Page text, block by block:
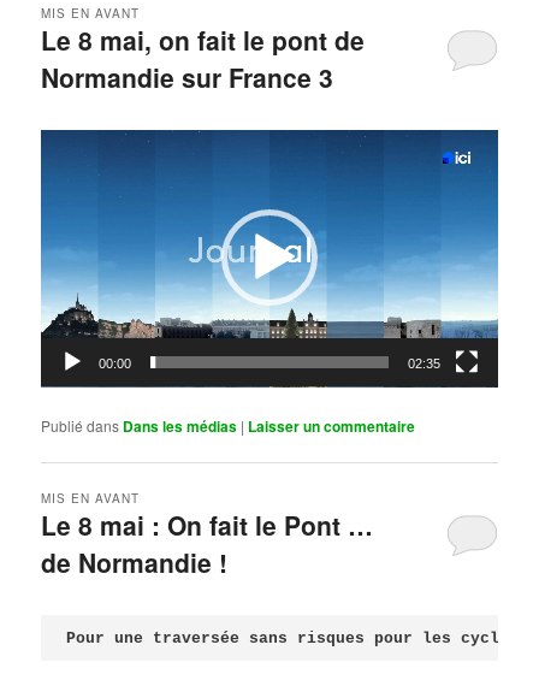
Le 8 mai, on fait le pont de
Normandie sur France 3
MIS EN AVANT
00:00 02:35
Publié dans Dans les médias | Laisser un commentaire
Le 8 mai : On fait le Pont …
de Normandie !
MIS EN AVANT
Pour une traversée sans risques pour les